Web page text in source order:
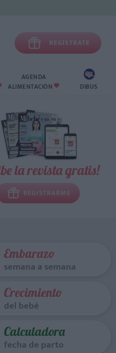
 REGÍSTRATE
AGENDA
ALIMENTACIÓN  DIBUS
la revista gratis!
REGISTRARME
Embarazo
semana a semana
Crecimiento
del bebé
Calculadora
fecha de parto